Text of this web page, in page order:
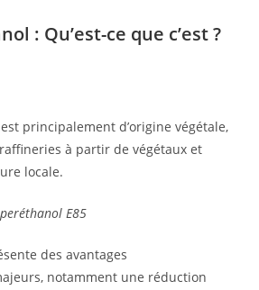
: Qu’est-ce que c’est ?
principalement d’origine végétale,
à partir de végétaux et
locale.
E85
des avantages
notamment une réduction